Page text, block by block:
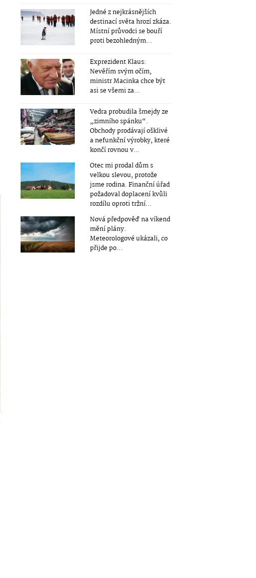
Jedné z nejkrásnějších
destinací světa hrozí zkáza.
Místní průvodci se bouří
proti bezohledným...
Exprezident Klaus:
Nevěřím svým očím,
ministr Macinka chce být
asi se všemi za...
Vedra probudila šmejdy ze
„zimního spánku“.
Obchody prodávají ošklivé
a nefunkční výrobky, které
končí rovnou v...
Otec mi prodal dům s
velkou slevou, protože
jsme rodina. Finanční úřad
požadoval doplacení kvůli
rozdílu oproti tržní...
Nová předpověď na víkend
mění plány.
Meteorologové ukázali, co
přijde po...